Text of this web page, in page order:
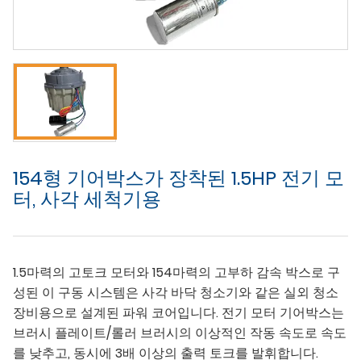
154형 기어박스가 장착된 1.5HP 전기 모
터, 사각 세척기용
1.5마력의 고토크 모터와 154마력의 고부하 감속 박스로 구
성된 이 구동 시스템은 사각 바닥 청소기와 같은 실외 청소
장비용으로 설계된 파워 코어입니다. 전기 모터 기어박스는
브러시 플레이트/롤러 브러시의 이상적인 작동 속도로 속도
를 낮추고, 동시에 3배 이상의 출력 토크를 발휘합니다.